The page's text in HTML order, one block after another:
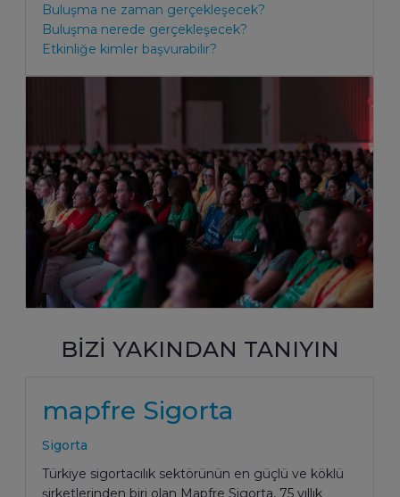
Buluşma ne zaman gerçekleşecek?
Buluşma nerede gerçekleşecek?
Etkinliğe kimler başvurabilir?
BİZİ YAKINDAN TANIYIN
mapfre Sigorta
Sigorta
Türkiye sigortacılık sektörünün en güçlü ve köklü
şirketlerinden biri olan Mapfre Sigorta, 75 yıllık